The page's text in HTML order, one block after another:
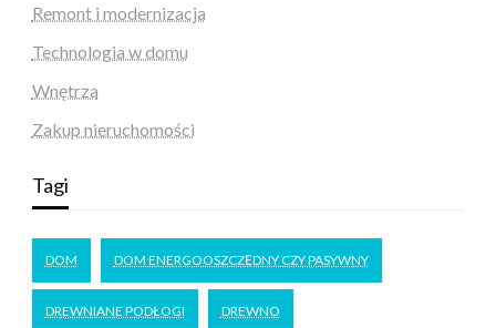
Remont i modernizacja
Technologia w domu
Wnętrza
Zakup nieruchomości
Tagi
DOM DOM ENERGOOSZCZĘDNY CZY PASYWNY
DREWNIANE PODŁOGI DREWNO